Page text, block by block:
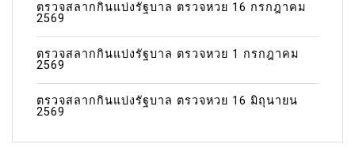
ตรวจสลากกินแบ่งรัฐบาล ตรวจหวย 16 กรกฎาคม
2569
ตรวจสลากกินแบ่งรัฐบาล ตรวจหวย 1 กรกฎาคม
2569
ตรวจสลากกินแบ่งรัฐบาล ตรวจหวย 16 มิถุนายน
2569